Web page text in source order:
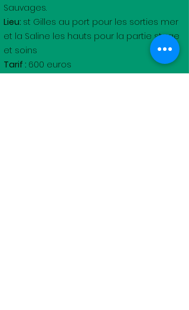
Sauvages.
Lieu: st Gilles au port pour les sorties mer
et la Saline les hauts pour la partie stage
et soins
Tarif : 600 euros